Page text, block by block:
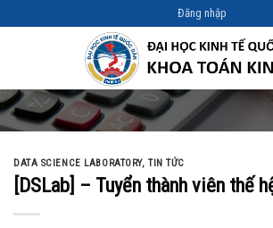
to
Đăng nhập
DATA SCIENCE LABORATORY,TIN TỨC
[DSLab] – Tuyển thành viên thế